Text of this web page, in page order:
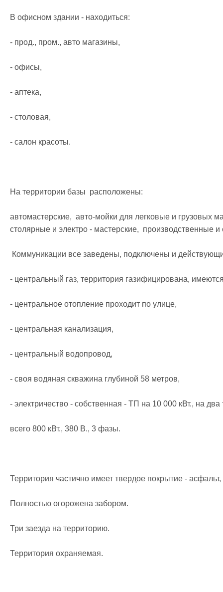
В офисном здании - находиться:
- прод., пром., авто магазины,
- офисы,
- аптека,
- столовая,
- салон красоты.
На территории базы  расположены:
автомастерские,  авто-мойки для легковые и грузовых
столярные и электро - мастерские,  производственные
- центральный газ, территория газифицирована,
- центральное отопление проходит по улице,
- центральная канализация,
- центральный водопровод,
- своя водяная скважина глубиной 58 метров,
- электричество - собственная - ТП на 10 000 кВт., на
всего 800 кВт., 380 В., 3 фазы.
Территория частично имеет твердое покрытие - асфальт,
Полностью огорожена забором.
Три заезда на территорию.
Территория охраняемая.